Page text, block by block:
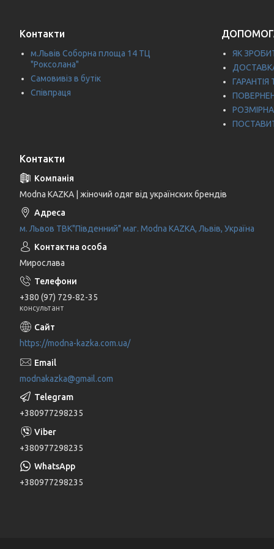
Контакти
м.Львів Соборна площа 14 ТЦ
"Роксолана"
Самовивіз в бутік
Співпраця
ЯК
ГАРАНТІЯ
РОЗМІРНА
Контакти
Modna KAZKA | жіночий одяг від українских брендів
м. Львов ТВК"Південний" маг. Modna KAZKA, Львів, Україна
Мирослава
+380 (97) 729-82-35
консультант
https://modna-kazka.com.ua/
modnakazka@gmail.com
+380977298235
+380977298235
+380977298235